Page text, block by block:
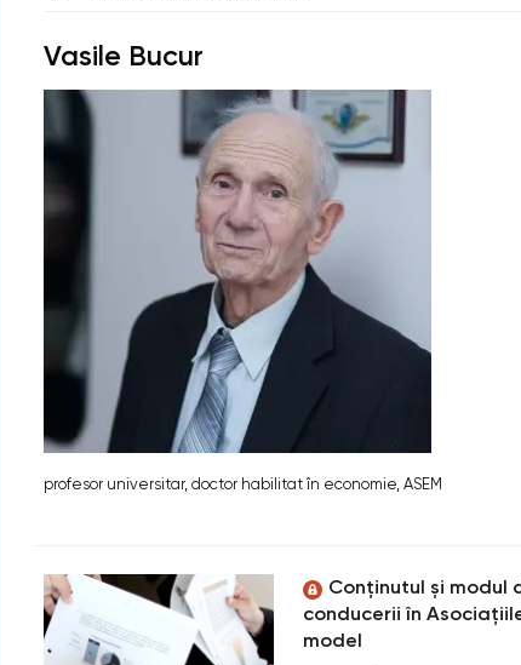
Vasile Bucur
profesor universitar, doctor habilitat în economie, ASEM
Conținutul și modul
conducerii în
model